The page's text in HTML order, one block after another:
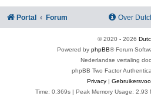
Portal Forum Over
© 2020 - 2026
Powered by phpBB® Forum
Nederlandse vertaling
phpBB Two Factor
Privacy |
Time: 0.369s | Peak Memory Usage: 2.93